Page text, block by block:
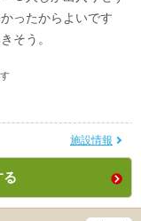
ったからよいです
そう。
施設情報
る